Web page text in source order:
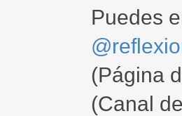
Puedes
(Página
(Canal